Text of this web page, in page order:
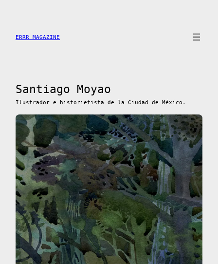
contenido
ERRR MAGAZINE
Santiago Moyao
Ilustrador e historietista de la Ciudad de México.